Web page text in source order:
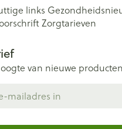
links
Zorgtarieven
van nieuwe